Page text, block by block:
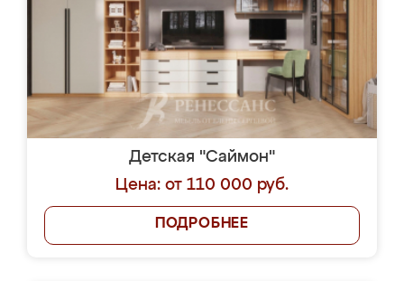
Детская "Саймон"
Цена: от 110 000 руб.
ПОДРОБНЕЕ